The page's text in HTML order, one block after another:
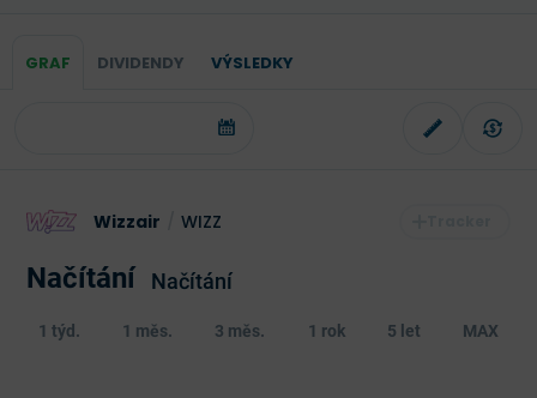
GRAF DIVIDENDY VÝSLEDKY
Wizzair WIZZ
Načítání Načítání
1 týd. 1 měs. 3 měs. 1 rok 5 let MAX